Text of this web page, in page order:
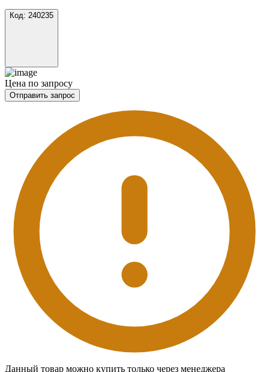
Код: 240235
Цена по запросу
Отправить запрос
Данный товар можно купить только через менеджера